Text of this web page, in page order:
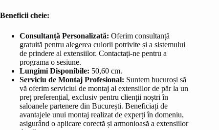
Beneficii cheie:
Consultanță Personalizată: Oferim consultanță
gratuită pentru alegerea culorii potrivite și a sistemului
de prindere al extensiilor. Contactați-ne pentru a
programa o sesiune.
Lungimi Disponibile: 50,60 cm.
Serviciu de Montaj Profesional: Suntem bucuroși să
vă oferim serviciul de montaj al extensiilor de păr la un
preț preferențial, exclusiv pentru clienții noștri în
saloanele partenere din București. Beneficiați de
avantajele unui montaj realizat de experți în domeniu,
asigurând o aplicare corectă și armonioasă a extensiilor